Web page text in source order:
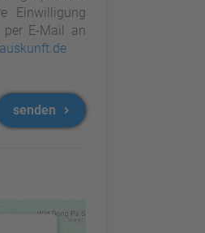
Einwilligung
E-Mail an
senden